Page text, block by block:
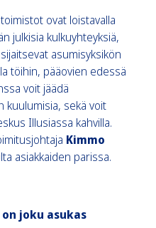
ovat loistavalla
julkisia kulkuyhteyksiä,
asumisyksikön
töihin, pääovien edessä
voit jäädä
kuulumisia, sekä voit
Illusiassa kahvilla.
Kimmo
asiakkaiden parissa.
joku asukas